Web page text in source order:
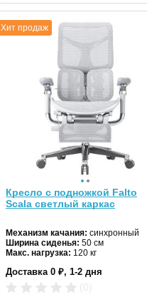
Хит продаж
Кресло с подножкой Falto
Scala светлый каркас
Механизм качания: синхронный
Ширина сиденья: 50 см
Макс. нагрузка: 120 кг
Материал спинки:сетка
Доставка 0 ₽, 1-2 дня